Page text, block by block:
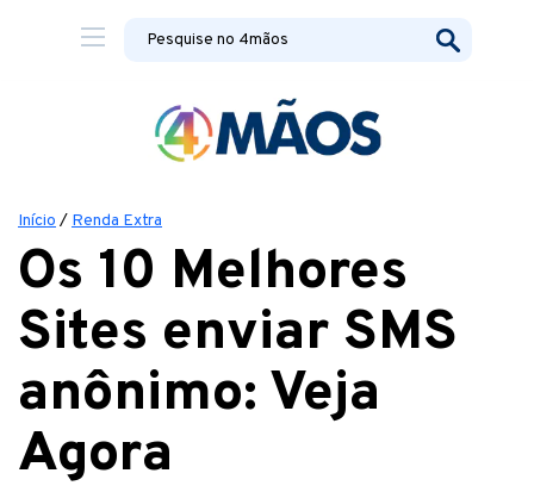
Início / Renda Extra
Os 10 Melhores
Sites enviar SMS
anônimo: Veja
Agora